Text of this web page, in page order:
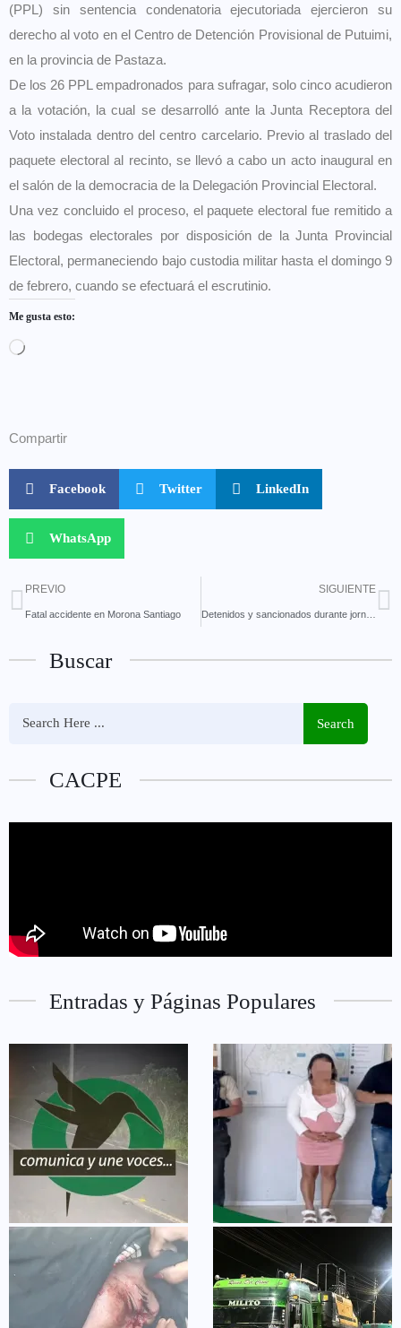
(PPL) sin sentencia condenatoria ejecutoriada ejercieron su
derecho al voto en el Centro de Detención Provisional de Putuimi,
en la provincia de Pastaza.
De los 26 PPL empadronados para sufragar, solo cinco acudieron
a la votación, la cual se desarrolló ante la Junta Receptora del
Voto instalada dentro del centro carcelario. Previo al traslado del
paquete electoral al recinto, se llevó a cabo un acto inaugural en
el salón de la democracia de la Delegación Provincial Electoral.
Una vez concluido el proceso, el paquete electoral fue remitido a
las bodegas electorales por disposición de la Junta Provincial
Electoral, permaneciendo bajo custodia militar hasta el domingo 9
de febrero, cuando se efectuará el escrutinio.
Me gusta esto:
Compartir
Facebook Twitter LinkedIn
WhatsApp
PREVIO
Fatal accidente en Morona Santiago
SIGUIENTE
Detenidos y sancionados durante jornada electoral en Pastaza
Buscar
Search
CACPE
Entradas y Páginas Populares